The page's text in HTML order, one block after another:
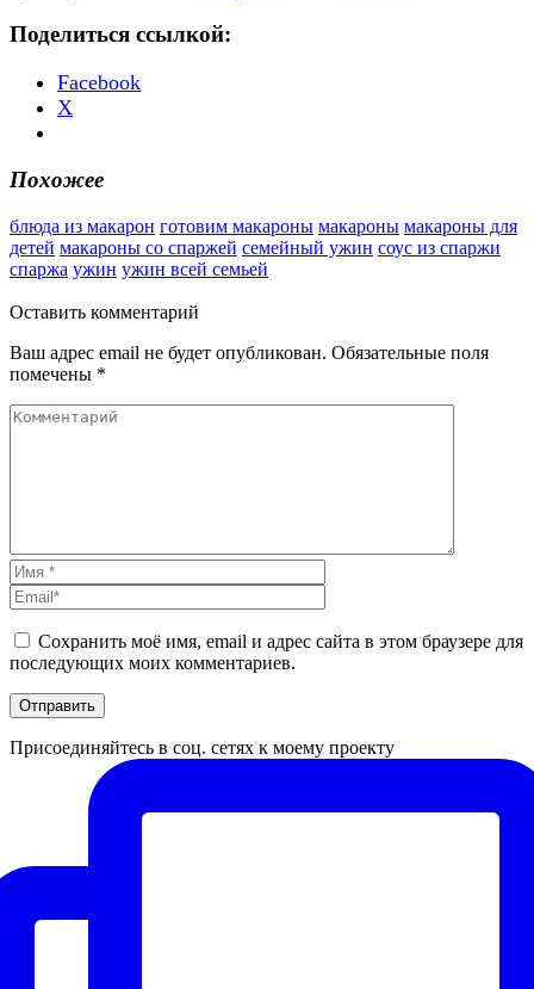
Поделиться ссылкой:
Facebook
X
Похожее
блюда из макарон готовим макароны макароны макароны для
детей макароны со спаржей семейный ужин соус из спаржи
спаржа ужин ужин всей семьей
Оставить комментарий
Ваш адрес email не будет опубликован. Обязательные поля
помечены *
Сохранить моё имя, email и адрес сайта в этом браузере для
последующих моих комментариев.
Присоединяйтесь в соц. сетях к моему проекту